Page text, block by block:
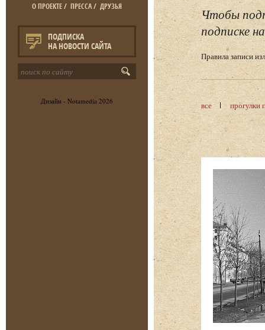
О ПРОЕКТЕ/ ПРЕССА/ ДРУЗЬЯ
ПОДПИСКА
НА НОВОСТИ САЙТА
Дизайн - Notamedia 2026
Чтобы
подписке
Правила записи
все прогулки